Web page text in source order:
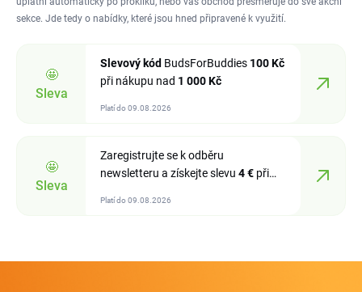
sekce. Jde tedy o nabídky, které jsou hned připravené k využití.
🤩
Sleva
Slevový kód BudsForBuddies 100 Kč
při nákupu nad 1 000 Kč
Platí do 09.08.2026
🤩
Sleva
Zaregistrujte se k odběru
newsletteru a získejte slevu 4 € při
Platí do 09.08.2026